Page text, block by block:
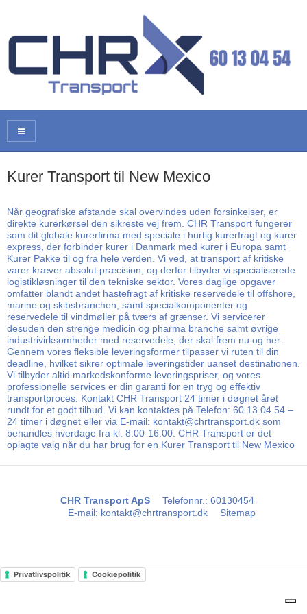
Kurer Transport til New Mexico
Når geografiske afstande skal overvindes uden forsinkelser, er
direkte kurerkørsel den sikreste vej frem. CHR Transport fungerer
som dit globale kurerfirma med speciale i hurtig kurerfragt og kurer
express, der forbinder kurer i Danmark med kurer i Europa samt
Kurer Pakke til og fra hele verden. Vi ved, at transport af kritiske
varer kræver absolut præcision, og derfor tilbyder vi specialiserede
logistikløsninger til den tekniske sektor. Vores daglige opgaver
omfatter blandt andet hastefragt af kritiske reservedele til offshore,
marine og skibsbranchen, samt specialkomponenter og
reservedele til vindmøller på tværs af grænser. Vi servicerer
desuden den strenge medicin og pharma branche samt øvrige
industrivirksomheder med reservedele, der skal frem nu og her.
Gennem vores fleksible leveringsformer tilpasser vi ruten til din
deadline, hvilket sikrer optimale leveringstider uanset destinationen.
Vi tilbyder altid markedskonforme leveringspriser, og vores
professionelle services er din garanti for en tryg og effektiv
transportproces. Kontakt CHR Transport 24 timer i døgnet året
rundt for et godt tilbud. Vi kan kontaktes på Telefon: 60 13 04 54 –
24 timer i døgnet eller via E-mail: kontakt@chrtransport.dk som
behandles hverdage fra kl. 8:00-16:00. CHR Transport er det
oplagte valg når du har brug for en Kurer Transport til New Mexico
CHR Transport ApS Telefonnr.: 60130454
E-mail: kontakt@chrtransport.dk Sitemap
Privatlivspolitik Cookiepolitik